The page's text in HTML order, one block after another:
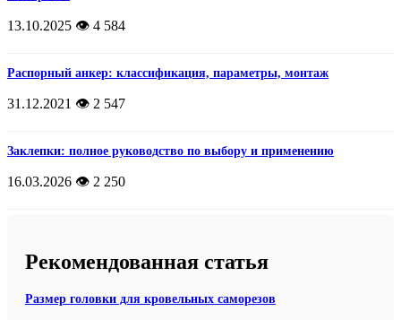
13.10.2025 👁️ 4 584
Распорный анкер: классификация, параметры, монтаж
31.12.2021 👁️ 2 547
Заклепки: полное руководство по выбору и применению
16.03.2026 👁️ 2 250
Рекомендованная статья
Размер головки для кровельных саморезов